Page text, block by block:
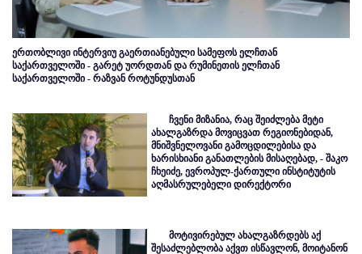
ერთობლივი ინტერვიუ გაერთიანებული სამეფოს ელჩთან
საქართველოში - გარეტ უორდთან და რუმინეთის ელჩთან
საქართველოში - რაზვან როტუნდუსთან
ჩვენი მიზანია, რაც შეიძლება მეტი
ახალგაზრდა მოვიცვათ რეგიონებიდან,
მნიშვნელოვანი გამოცდილებისა და
ხარისხიანი განათლების მისაღებად, - შაკო
ჩხეიძე, ევროპულ-ქართული ინსტიტუტის
აღმასრულებელი დირექტორი
მოტივირებულ ახალგაზრდებს აქ
შესაძლებლობა აქვთ ისწავლონ, მოიტანონ